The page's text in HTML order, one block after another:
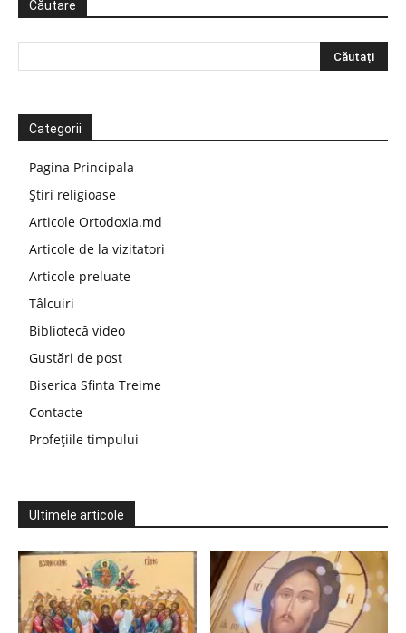
Căutare
Categorii
Pagina Principala
Știri religioase
Articole Ortodoxia.md
Articole de la vizitatori
Articole preluate
Tâlcuiri
Bibliotecă video
Gustări de post
Biserica Sfinta Treime
Contacte
Profețiile timpului
Ultimele articole